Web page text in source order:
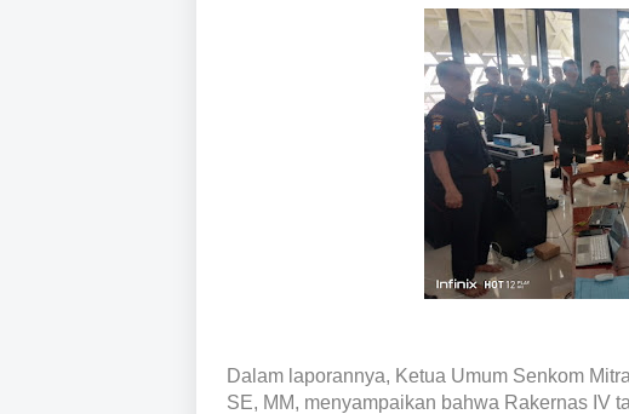
Dalam laporannya, Ketua Umum Senkom
SE, MM, menyampaikan bahwa Rakernas IV